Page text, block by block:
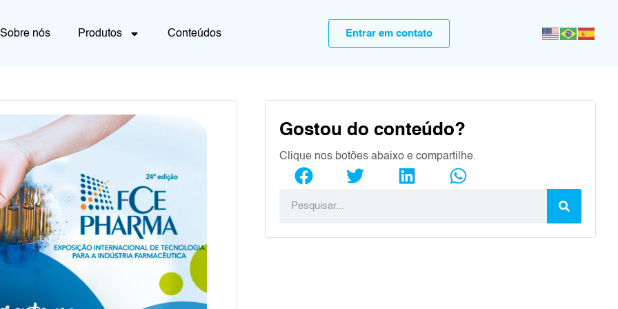
Sobre nós Produtos Conteúdos Entrar em contato
Gostou do conteúdo?
Clique nos botões abaixo e compartilhe.